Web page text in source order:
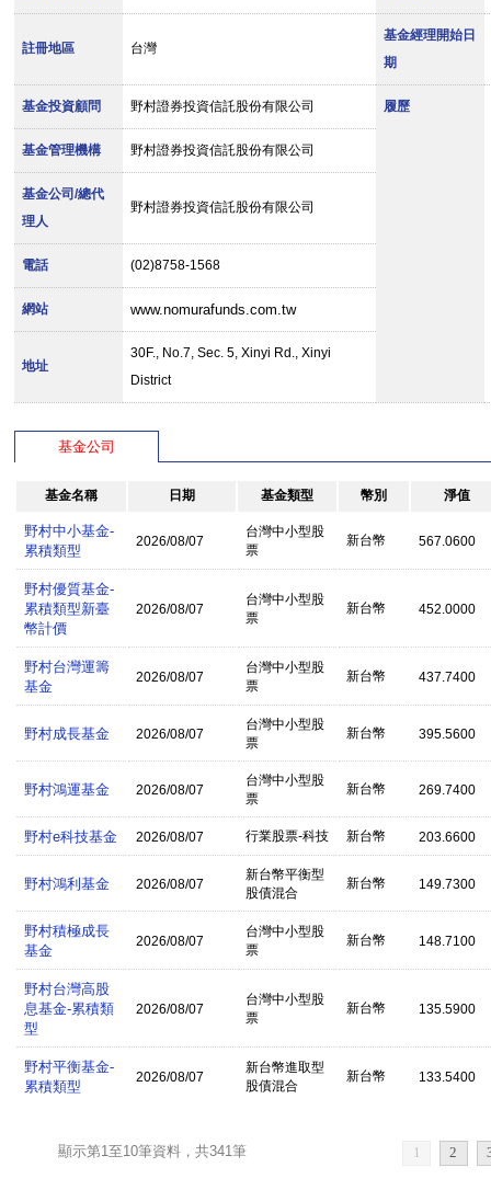
註冊地區 台灣
基金經理開始日
期
基金投資顧問 野村證券投資信託股份有限公司 履歷
基金管理機構 野村證券投資信託股份有限公司
基金公司/總代
理人
野村證券投資信託股份有限公司
電話 (02)8758-1568
網站 www.nomurafunds.com.tw
地址
30F., No.7, Sec. 5, Xinyi Rd., Xinyi
District
基金公司
基金名稱 日期 基金類型 幣別 淨值
野村中小基金-
累積類型
2026/08/07
台灣中小型股
票
新台幣 567.0600
野村優質基金-
累積類型新臺
幣計價
2026/08/07
台灣中小型股
票
新台幣 452.0000
野村台灣運籌
基金
2026/08/07
台灣中小型股
票
新台幣 437.7400
野村成長基金 2026/08/07
台灣中小型股
票
新台幣 395.5600
野村鴻運基金 2026/08/07
台灣中小型股
票
新台幣 269.7400
野村e科技基金 2026/08/07 行業股票-科技 新台幣 203.6600
野村鴻利基金 2026/08/07
新台幣平衡型
股債混合
新台幣 149.7300
野村積極成長
基金
2026/08/07
台灣中小型股
票
新台幣 148.7100
野村台灣高股
息基金-累積類
型
2026/08/07
台灣中小型股
票
新台幣 135.5900
野村平衡基金-
累積類型
2026/08/07
新台幣進取型
股債混合
新台幣 133.5400
顯示第1至10筆資料，共341筆 1 2